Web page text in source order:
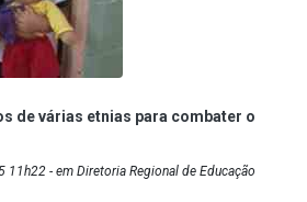
de várias etnias para combater o
- em Diretoria Regional de Educação